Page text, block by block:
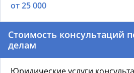
от 25 000
Стоимость консультаций
делам